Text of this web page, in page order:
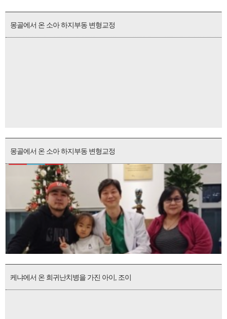
몽골에서 온 소아 하지부동 변형교정
몽골에서 온 소아 하지부동 변형교정
케냐에서 온 희귀난치병을 가진 아이, 조이